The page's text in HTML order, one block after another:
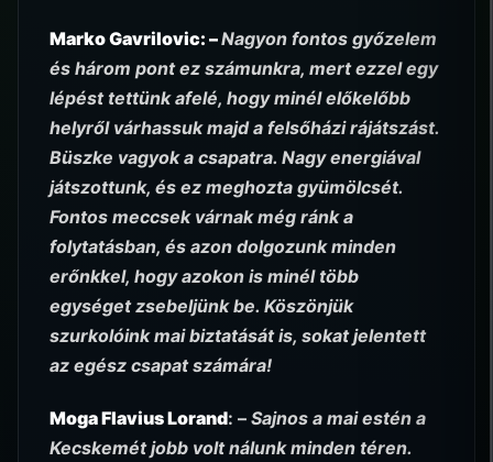
Marko Gavrilovic: –Nagyon fontos győzelem
és három pont ez számunkra, mert ezzel egy
lépést tettünk afelé, hogy minél előkelőbb
helyről várhassuk majd a felsőházi rájátszást.
Büszke vagyok a csapatra. Nagy energiával
játszottunk, és ez meghozta gyümölcsét.
Fontos meccsek várnak még ránk a
folytatásban, és azon dolgozunk minden
erőnkkel, hogy azokon is minél több
egységet zsebeljünk be. Köszönjük
szurkolóink mai biztatását is, sokat jelentett
az egész csapat számára!
Moga Flavius Lorand: – Sajnos a mai estén a
Kecskemét jobb volt nálunk minden téren.